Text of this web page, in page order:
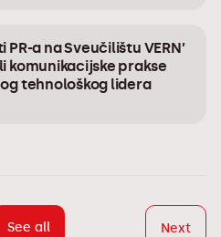
PR-a na Sveučilištu VERN’
komunikacijske prakse
tehnološkog lidera
See all Next